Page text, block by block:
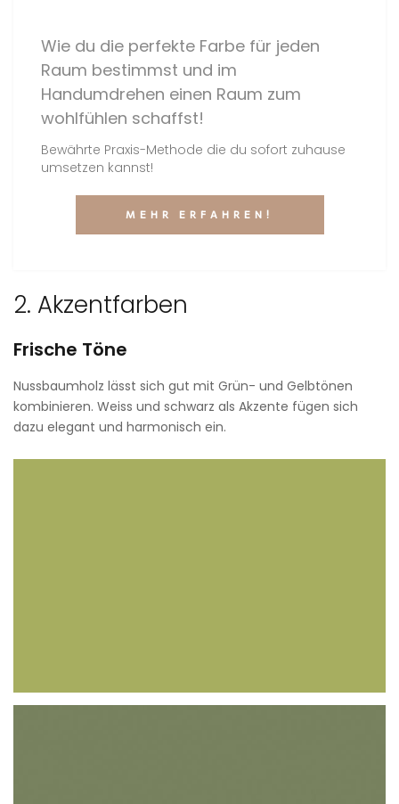
Wie du die perfekte Farbe für jeden
Raum bestimmst und im
Handumdrehen einen Raum zum
wohlfühlen schaffst!
Bewährte Praxis-Methode die du sofort zuhause
umsetzen kannst!
MEHR ERFAHREN!
2. Akzentfarben
Frische Töne
Nussbaumholz lässt sich gut mit Grün- und Gelbtönen
kombinieren. Weiss und schwarz als Akzente fügen sich
dazu elegant und harmonisch ein.